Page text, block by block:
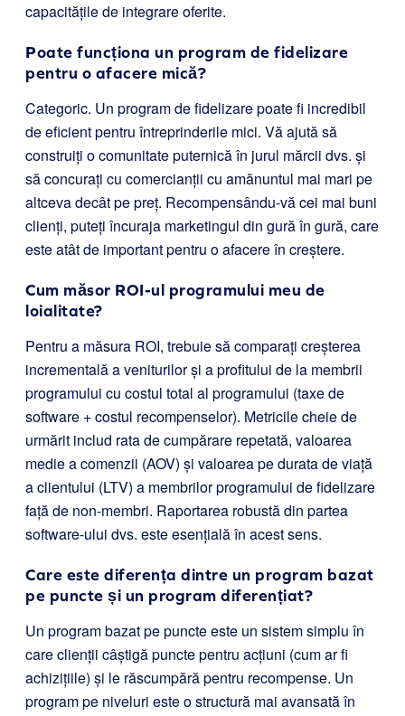
capacitățile de integrare oferite.
Poate funcționa un program de fidelizare
pentru o afacere mică?
Categoric. Un program de fidelizare poate fi incredibil
de eficient pentru întreprinderile mici. Vă ajută să
construiți o comunitate puternică în jurul mărcii dvs. și
să concurați cu comercianții cu amănuntul mai mari pe
altceva decât pe preț. Recompensându-vă cei mai buni
clienți, puteți încuraja marketingul din gură în gură, care
este atât de important pentru o afacere în creștere.
Cum măsor ROI-ul programului meu de
loialitate?
Pentru a măsura ROI, trebuie să comparați creșterea
incrementală a veniturilor și a profitului de la membrii
programului cu costul total al programului (taxe de
software + costul recompenselor). Metricile cheie de
urmărit includ rata de cumpărare repetată, valoarea
medie a comenzii (AOV) și valoarea pe durata de viață
a clientului (LTV) a membrilor programului de fidelizare
față de non-membri. Raportarea robustă din partea
software-ului dvs. este esențială în acest sens.
Care este diferența dintre un program bazat
pe puncte și un program diferențiat?
Un program bazat pe puncte este un sistem simplu în
care clienții câștigă puncte pentru acțiuni (cum ar fi
achizițiile) și le răscumpără pentru recompense. Un
program pe niveluri este o structură mai avansată în